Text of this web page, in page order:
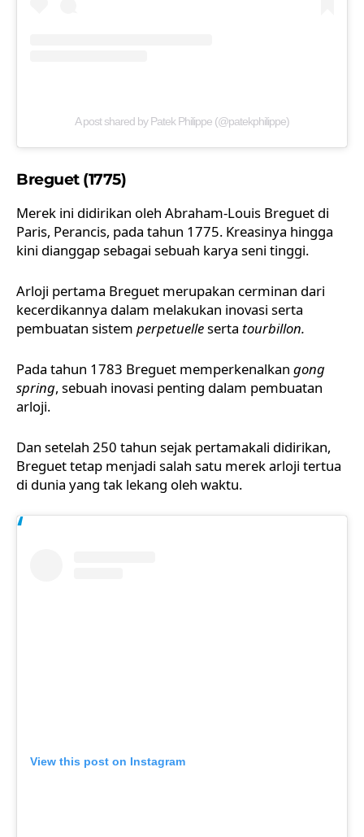
A post shared by Patek Philippe (@patekphilippe)
Breguet (1775)
Merek ini didirikan oleh Abraham-Louis Breguet di
Paris, Perancis, pada tahun 1775. Kreasinya hingga
kini dianggap sebagai sebuah karya seni tinggi.
Arloji pertama Breguet merupakan cerminan dari
kecerdikannya dalam melakukan inovasi serta
pembuatan sistem perpetuelleserta tourbillon.
Pada tahun 1783 Breguet memperkenalkan gong
spring, sebuah inovasi penting dalam pembuatan
arloji.
Dan setelah 250 tahun sejak pertamakali didirikan,
Breguet tetap menjadi salah satu merek arloji tertua
di dunia yang tak lekang oleh waktu.
View this post on Instagram